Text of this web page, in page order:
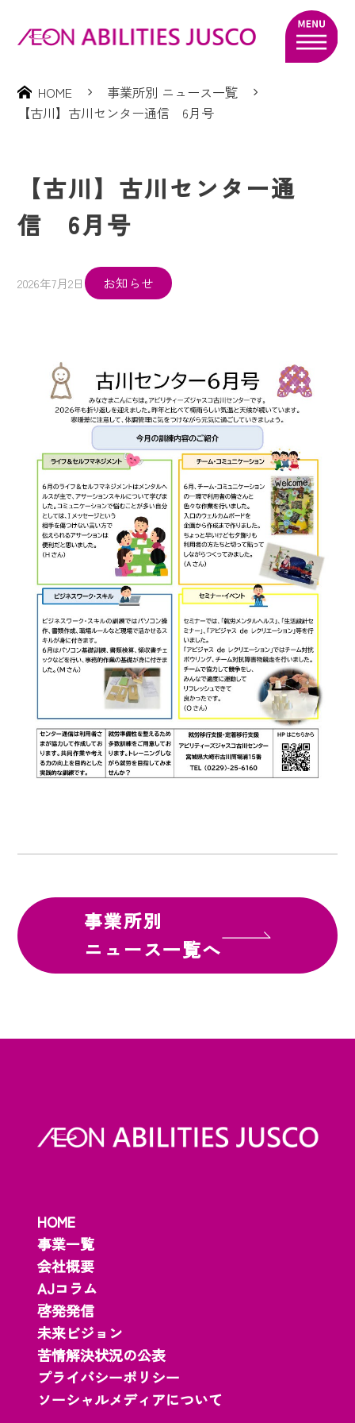
HOME
事業所別 ニュース一覧
【古川】古川センター通信 6月号
【古川】古川センター通
信 6月号
2026年7月2日 お知らせ
事業所別
ニュース一覧へ
HOME
事業一覧
会社概要
AJコラム
啓発発信
未来ビジョン
苦情解決状況の公表
プライバシーポリシー
ソーシャルメディアについて